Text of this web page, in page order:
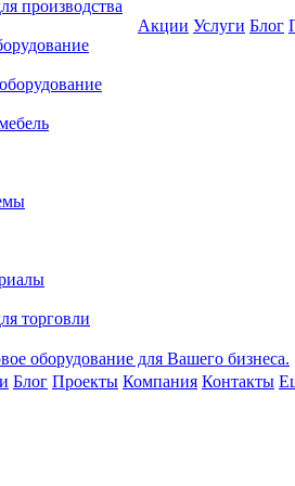
производства
торговли
Акции Услуги Блог
Блог Проекты Компания Контакты